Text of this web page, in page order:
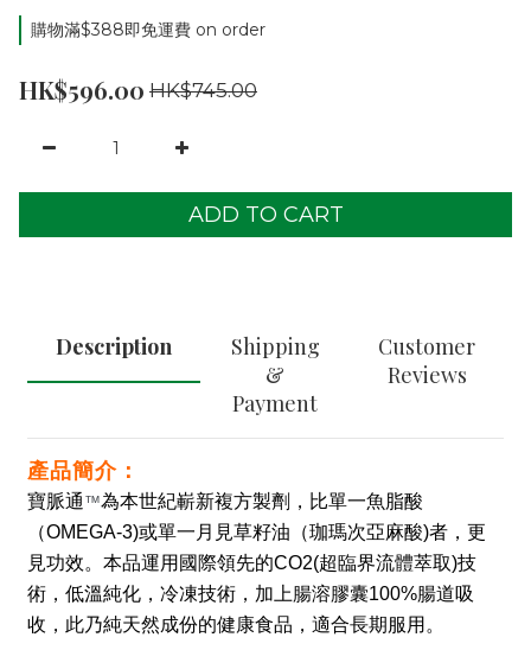
購物滿$388即免運費 on order
HK$596.00 HK$745.00
ADD TO CART
Description
Shipping
&
Payment
Customer
Reviews
產品簡介：
寶脈通™為本世紀嶄新複方製劑 ，比單一魚脂酸
（OMEGA-3)或單一月見草籽油（珈瑪次亞麻酸)者 ， 更
見功效。本品運用國際領先的CO2(超臨界流體萃取)技
術 ， 低溫純化 ， 冷凍技術 ， 加上腸溶膠囊100%腸道吸
收 ， 此乃純天然成份的健康食品 ， 適合長期服用 。